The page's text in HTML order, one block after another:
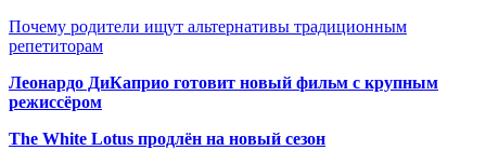
Почему родители ищут альтернативы традиционным
репетиторам
Леонардо ДиКаприо готовит новый фильм с крупным
режиссёром
The White Lotus продлён на новый сезон